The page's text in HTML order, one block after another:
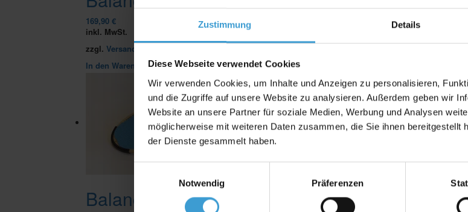
Zustimmung Details
Diese Webseite verwendet Cookies
Wir verwenden Cookies, um Inhalte und Anzeigen zu personalisieren,
und die Zugriffe auf unsere Website zu analysieren. Außerdem geben wir
Website an unsere Partner für soziale Medien, Werbung und Analysen
möglicherweise mit weiteren Daten zusammen, die Sie ihnen bereitgestellt
der Dienste gesammelt haben.
Notwendig
Präferenzen
169,90 €
inkl. MwSt.
zzgl. Versandkosten
In den Warenkorb
Balance Board lowrider by Sensosports –